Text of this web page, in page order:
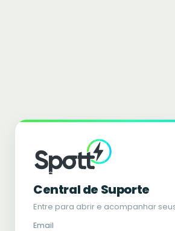
Central de Suporte
Entre para abrir e acompanhar
Email